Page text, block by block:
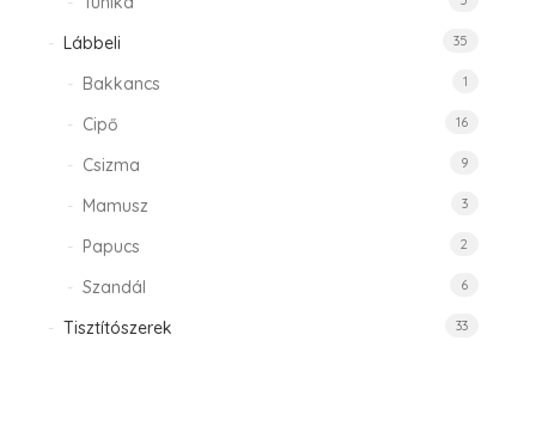
Lábbeli 35
Bakkancs 1
Cipő 16
Csizma 9
Mamusz 3
Papucs 2
Szandál 6
Tisztítószerek 33